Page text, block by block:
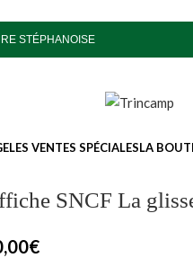
STÉPHANOISE
LES VENTES SPÉCIALESLA
SNCF La
€